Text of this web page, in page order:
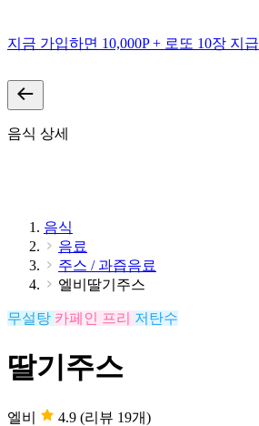
지금 가입하면 10,000P + 로또 10장 지급
음식 상세
음식
음료
주스 / 과즙음료
엘비딸기주스
무설탕 카페인 프리 저탄수
딸기주스
엘비 4.9 (리뷰 19개)